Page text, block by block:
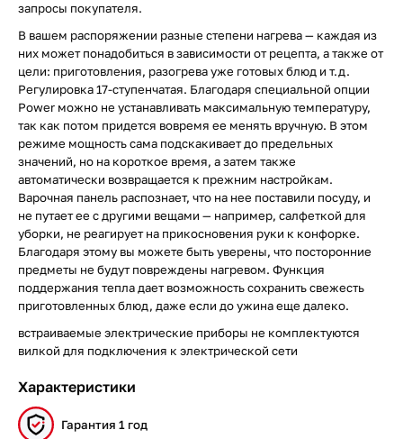
запросы покупателя.
В вашем распоряжении разные степени нагрева — каждая из
них может понадобиться в зависимости от рецепта, а также от
цели: приготовления, разогрева уже готовых блюд и т.д.
Регулировка 17-ступенчатая. Благодаря специальной опции
Power можно не устанавливать максимальную температуру,
так как потом придется вовремя ее менять вручную. В этом
режиме мощность сама подскакивает до предельных
значений, но на короткое время, а затем также
автоматически возвращается к прежним настройкам.
Варочная панель распознает, что на нее поставили посуду, и
не путает ее с другими вещами — например, салфеткой для
уборки, не реагирует на прикосновения руки к конфорке.
Благодаря этому вы можете быть уверены, что посторонние
предметы не будут повреждены нагревом. Функция
поддержания тепла дает возможность сохранить свежесть
приготовленных блюд, даже если до ужина еще далеко.
встраиваемые электрические приборы не комплектуются
вилкой для подключения к электрической сети
Характеристики
Гарантия 1 год